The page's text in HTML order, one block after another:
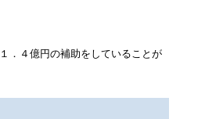
．４億円の補助をしていることが